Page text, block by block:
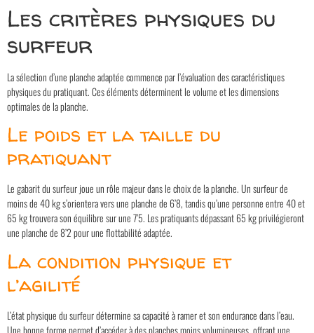
Les critères physiques du
surfeur
La sélection d’une planche adaptée commence par l’évaluation des caractéristiques
physiques du pratiquant. Ces éléments déterminent le volume et les dimensions
optimales de la planche.
Le poids et la taille du
pratiquant
Le gabarit du surfeur joue un rôle majeur dans le choix de la planche. Un surfeur de
moins de 40 kg s’orientera vers une planche de 6’8, tandis qu’une personne entre 40 et
65 kg trouvera son équilibre sur une 7’5. Les pratiquants dépassant 65 kg privilégieront
une planche de 8’2 pour une flottabilité adaptée.
La condition physique et
l’agilité
L’état physique du surfeur détermine sa capacité à ramer et son endurance dans l’eau.
Une bonne forme permet d’accéder à des planches moins volumineuses, offrant une